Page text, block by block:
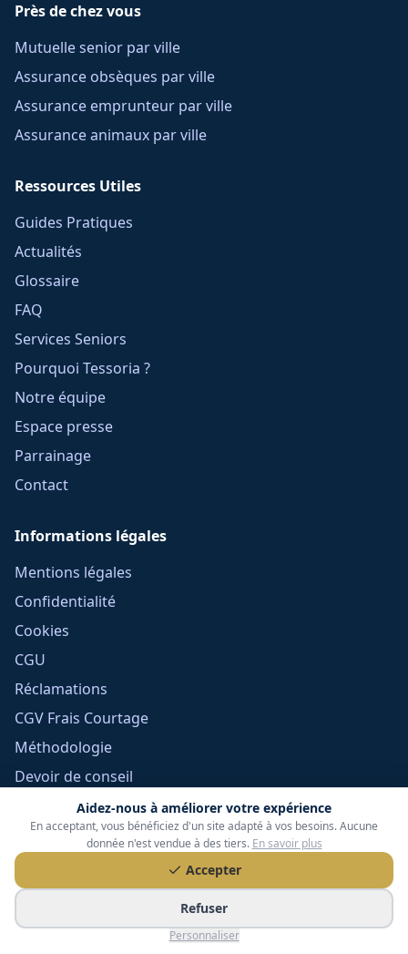
Aidez-nous à améliorer votre expérience
En acceptant, vous bénéficiez d'un site adapté à vos besoins. Aucune
donnée n'est vendue à des tiers. En savoir plus
Accepter
Refuser
Personnaliser
Près de chez vous
Mutuelle senior par ville
Assurance obsèques par ville
Assurance emprunteur par ville
Assurance animaux par ville
Ressources Utiles
Guides Pratiques
Actualités
Glossaire
FAQ
Services Seniors
Pourquoi Tessoria ?
Notre équipe
Espace presse
Parrainage
Contact
Informations légales
Mentions légales
Confidentialité
Cookies
CGU
Réclamations
CGV Frais Courtage
Méthodologie
Devoir de conseil
Politique éditoriale
Gérer mes cookies